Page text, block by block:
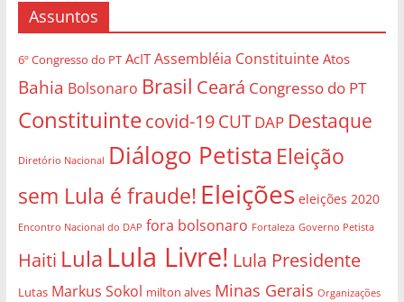
Assuntos
6º Congresso do PT AcIT Assembléia Constituinte Atos
Bahia Bolsonaro Brasil Ceará Congresso do PT
Constituintecovid-19CUT DAP Destaque
Diretório Nacional Diálogo Petista Eleição
sem Lula é fraude! Eleições eleições 2020
Encontro Nacional do DAP fora bolsonaro Fortaleza Governo Petista
Haiti Lula Lula Livre! Lula Presidente
Lutas Markus Sokol milton alves Minas Gerais Organizações